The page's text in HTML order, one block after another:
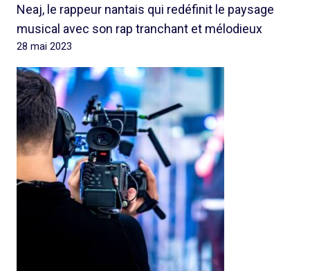
Neaj, le rappeur nantais qui redéfinit le paysage
musical avec son rap tranchant et mélodieux
28 mai 2023